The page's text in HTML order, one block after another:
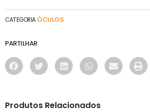
CATEGORIA ÓCULOS
PARTILHAR
Produtos Relacionados